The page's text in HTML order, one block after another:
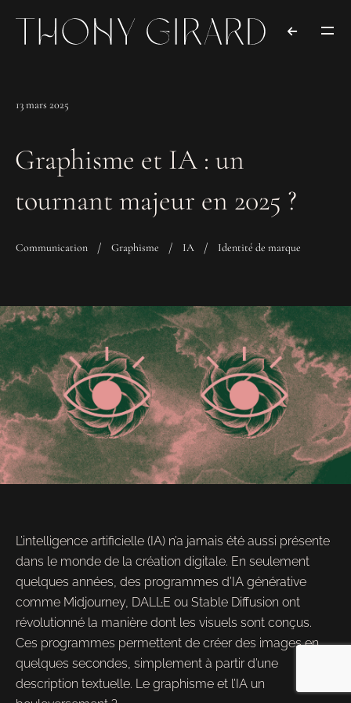
13 mars 2025
Graphisme et IA : un
tournant majeur en 2025 ?
Communication Graphisme IA Identité de marque
L’intelligence artificielle (IA) n’a jamais été aussi présente
dans le monde de la création digitale. En seulement
quelques années, des programmes d’IA générative
comme Midjourney, DALL·E ou Stable Diffusion ont
révolutionné la manière dont les visuels sont conçus.
Ces programmes permettent de créer des images en
quelques secondes, simplement à partir d’une
description textuelle. Le graphisme et l’IA un